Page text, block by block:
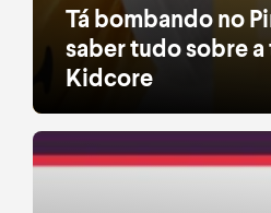
Tá bombando no
saber tudo sobre
Kidcore
Se você, assim como a
navegando pelo Pinterest
para (quase) tudo, já deve
tendência nostálgica e
de infância não poderia ser